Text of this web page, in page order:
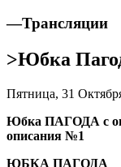
—Трансляции
>Юбка
Пятница, 31
Юбка ПАГОДА с
описания №1
ЮБКА ПАГОДА